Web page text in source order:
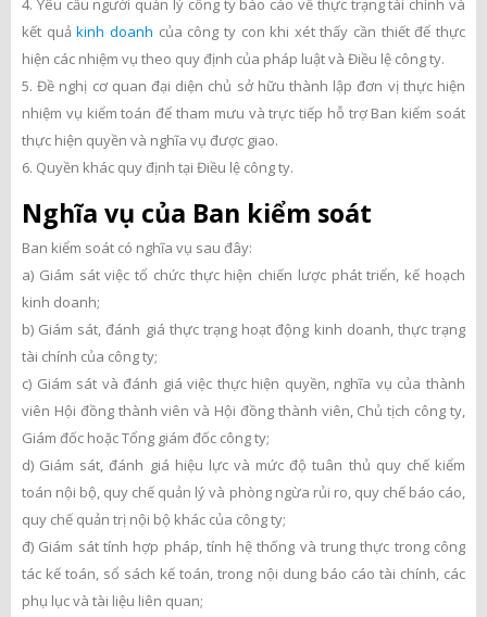
4. Yêu cầu người quản lý công ty báo cáo về thực trạng tài chính và
kết quảkinh doanh của công ty con khi xét thấy cần thiết để thực
hiện các nhiệm vụ theo quy định của pháp luật và Điều lệ công ty.
5. Đề nghị cơ quan đại diện chủ sở hữu thành lập đơn vị thực hiện
nhiệm vụ kiểm toán để tham mưu và trực tiếp hỗ trợ Ban kiểm soát
thực hiện quyền và nghĩa vụ được giao.
6. Quyền khác quy định tại Điều lệ công ty.
Nghĩa vụ của Ban kiểm soát
Ban kiểm soát có nghĩa vụ sau đây:
a) Giám sát việc tổ chức thực hiện chiến lược phát triển, kế hoạch
kinh doanh;
b) Giám sát, đánh giá thực trạng hoạt động kinh doanh, thực trạng
tài chính của công ty;
c) Giám sát và đánh giá việc thực hiện quyền, nghĩa vụ của thành
viên Hội đồng thành viên và Hội đồng thành viên, Chủ tịch công ty,
Giám đốc hoặc Tổng giám đốc công ty;
d) Giám sát, đánh giá hiệu lực và mức độ tuân thủ quy chế kiểm
toán nội bộ, quy chế quản lý và phòng ngừa rủi ro, quy chế báo cáo,
quy chế quản trị nội bộ khác của công ty;
đ) Giám sát tính hợp pháp, tính hệ thống và trung thực trong công
tác kế toán, sổ sách kế toán, trong nội dung báo cáo tài chính, các
phụ lục và tài liệu liên quan;